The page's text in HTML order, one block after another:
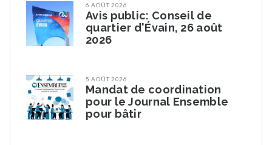
6 AOÛT 2026
Avis public: Conseil de
quartier d'Évain, 26 août
2026
5 AOÛT 2026
Mandat de coordination
pour le Journal Ensemble
pour bâtir